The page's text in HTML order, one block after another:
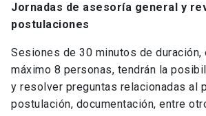
Jornadas de asesoría general y
postulaciones
Sesiones de 30 minutos de duración,
máximo 8 personas, tendrán la
y resolver preguntas relacionadas al
postulación, documentación, entre